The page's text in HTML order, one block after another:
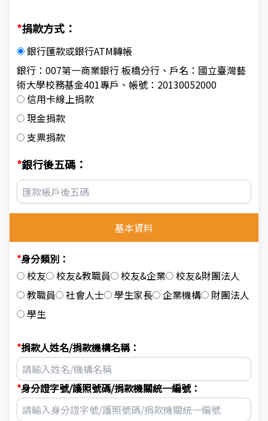
捐款方式：
銀行匯款或銀行ATM轉帳
銀行：007第一商業銀行 板橋分行、戶名：國立臺灣藝
術大學校務基金401專戶、帳號：20130052000
信用卡線上捐款
現金捐款
支票捐款
銀行後五碼：
基本資料
身分類別：
校友
校友&教職員 校友&企業
校友&財團法人
教職員
社會人士 學生家長 企業機構
財團法人
學生
捐款人姓名/捐款機構名稱：
身分證字號/護照號碼/捐款機關統一編號：